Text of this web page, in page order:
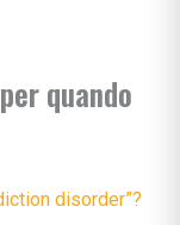
quando